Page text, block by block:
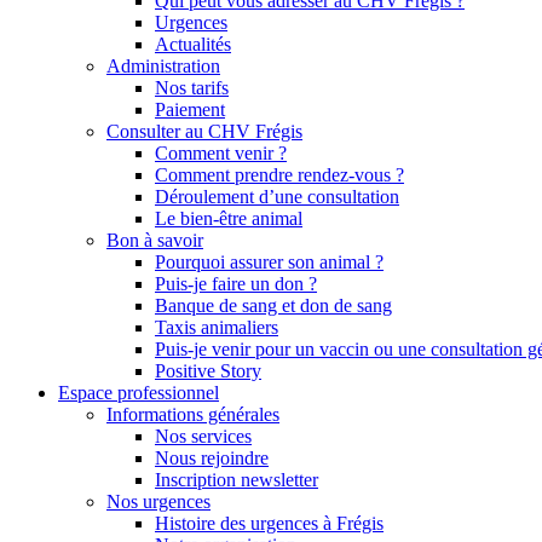
Urgences
Actualités
Administration
Nos tarifs
Paiement
Consulter au CHV Frégis
Comment venir ?
Comment prendre rendez-vous ?
Déroulement d’une consultation
Le bien-être animal
Bon à savoir
Pourquoi assurer son animal ?
Puis-je faire un don ?
Banque de sang et don de sang
Taxis animaliers
Puis-je venir pour un vaccin ou une consultation
Positive Story
Espace professionnel
Informations générales
Nos services
Nous rejoindre
Inscription newsletter
Nos urgences
Histoire des urgences à Frégis